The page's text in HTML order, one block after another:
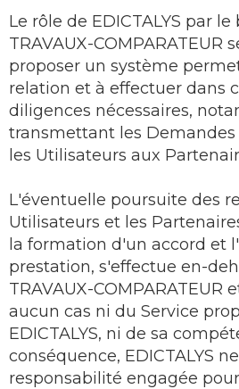
Le rôle de EDICTALYS par
TRAVAUX-COMPARATEUR
proposer un système
relation et à effectuer dans
diligences nécessaires,
transmettant les
les Utilisateurs aux
L'éventuelle poursuite des
Utilisateurs et les
la formation d'un accord et
prestation, s'effectue en-
TRAVAUX-COMPARATEUR
aucun cas ni du Service
EDICTALYS, ni de sa
conséquence, EDICTALYS
responsabilité engagée